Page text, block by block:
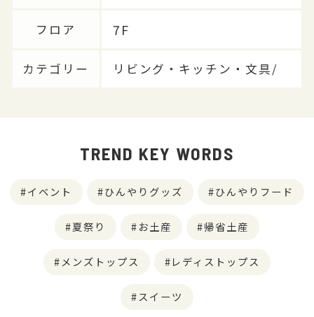
フロア 7F
カテゴリー リビング・キッチン・文具/
TREND KEY WORDS
イベント ひんやりグッズ ひんやりフード
夏祭り お土産 帰省土産
メンズトップス レディストップス
スイーツ